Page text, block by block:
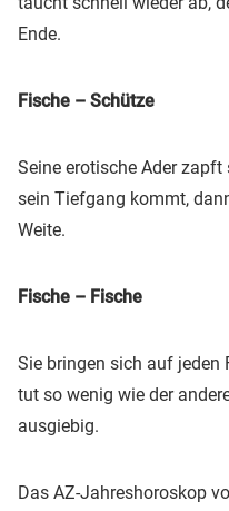
Ende.
Fische – Schütze
Seine erotische Ader zapft
sein Tiefgang kommt,
Weite.
Fische – Fische
Sie bringen sich auf jeden
tut so wenig wie der
ausgiebig.
Das AZ-Jahreshoroskop